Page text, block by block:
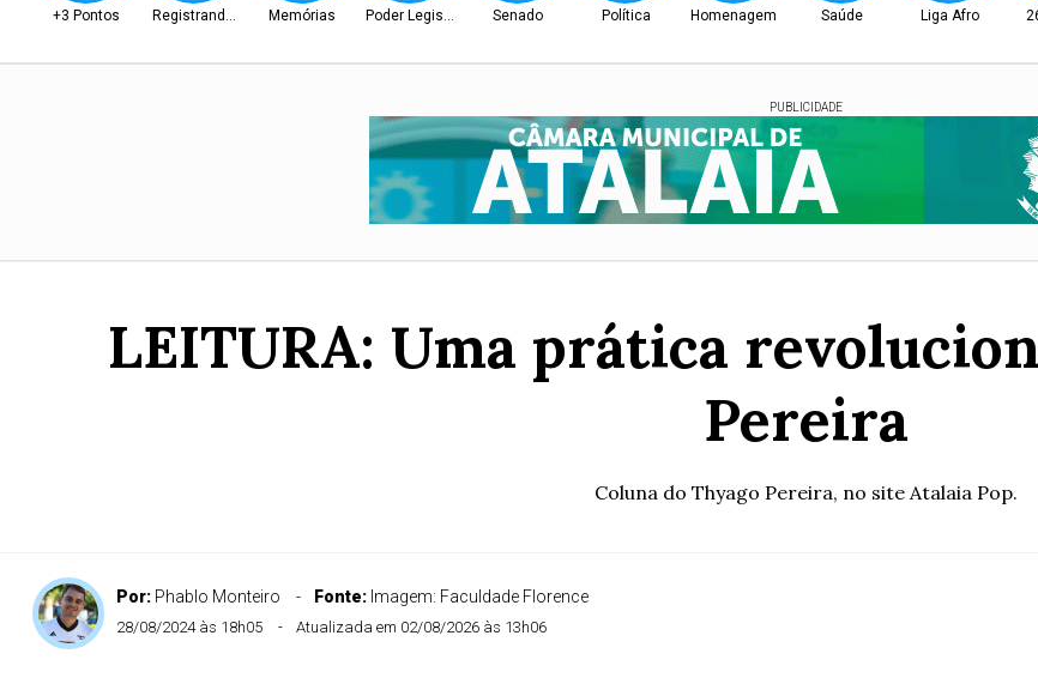
+3 Pontos Registrando Amor!Memórias Poder Legislativo Senado Política Homenagem Saúde Liga Afro
PUBLICIDADE
LEITURA: Uma prática
Pereira
Coluna do Thyago Pereira, no site Atalaia Pop.
Por: Phablo Monteiro Fonte: Imagem: Faculdade Florence
28/08/2024 às 18h05 Atualizada em 02/08/2026 às 13h06